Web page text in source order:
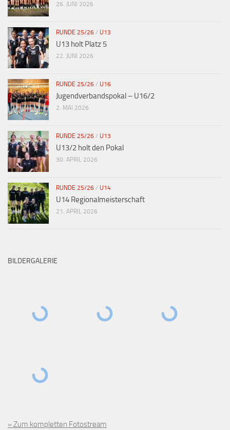
26. JUNI 2026
RUNDE 25/26 / U13
U13 holt Platz 5
22. JUNI 2026
RUNDE 25/26 / U16
Jugendverbandspokal – U16/2
2. MAI 2026
RUNDE 25/26 / U13
U13/2 holt den Pokal
30. APRIL 2026
RUNDE 25/26 / U14
U14 Regionalmeisterschaft
21. APRIL 2026
BILDERGALERIE
» Zum kompletten Fotostream